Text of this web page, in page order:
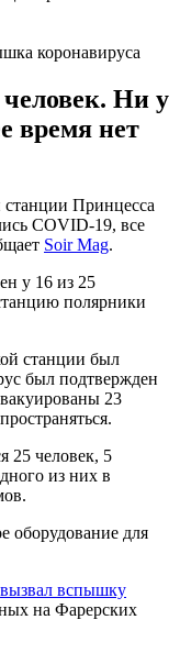
коронавируса
Ни у
время нет
Принцесса
COVID-19, все
Soir Mag.
у 16 из 25
полярники
станции был
был подтвержден
23
25 человек, 5
из них в
оборудование для
вызвал вспышку
на Фарерских